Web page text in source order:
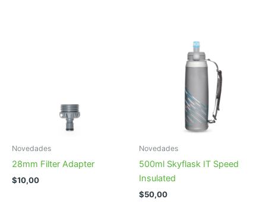
Novedades
28mm Filter Adapter
$10,00
Novedades
500ml Skyflask IT Speed
Insulated
$50,00